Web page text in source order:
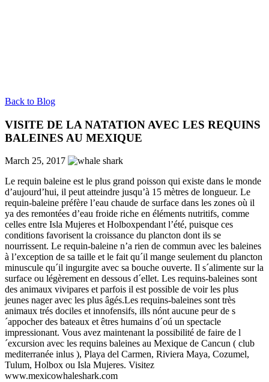
Back to Blog
VISITE DE LA NATATION AVEC LES REQUINS
BALEINES AU MEXIQUE
March 25, 2017
Le requin baleine est le plus grand poisson qui existe dans le monde
d’aujourd’hui, il peut atteindre jusqu’à 15 mètres de longueur. Le
requin-baleine préfère l’eau chaude de surface dans les zones où il
ya des remontées d’eau froide riche en éléments nutritifs, comme
celles entre Isla Mujeres et Holboxpendant l’été, puisque ces
conditions favorisent la croissance du plancton dont ils se
nourrissent. Le requin-baleine n’a rien de commun avec les baleines
à l’exception de sa taille et le fait qu´il mange seulement du plancton
minuscule qu´il ingurgite avec sa bouche ouverte. Il s´alimente sur la
surface ou légèrement en dessous d´ellet. Les requins-baleines sont
des animaux vivipares et parfois il est possible de voir les plus
jeunes nager avec les plus âgés.Les requins-baleines sont très
animaux trés dociles et innofensifs, ills nónt aucune peur de s
´appocher des bateaux et êtres humains d´oú un spectacle
impressionant. Vous avez maintenant la possibilité de faire de l
´excursion avec les requins baleines au Mexique de Cancun ( club
mediterranée inlus ), Playa del Carmen, Riviera Maya, Cozumel,
Tulum, Holbox ou Isla Mujeres. Visitez
www.mexicowhaleshark.com